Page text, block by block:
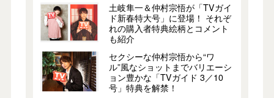
土岐隼一＆仲村宗悟が「TVガイ
ド新春特大号」に登場！ それぞ
れの購入者特典絵柄とコメント
も紹介
セクシーな仲村宗悟から“ワ
ル”風なショットまでバリエーシ
ョン豊かな「TVガイド 3／10
号」特典を解禁！